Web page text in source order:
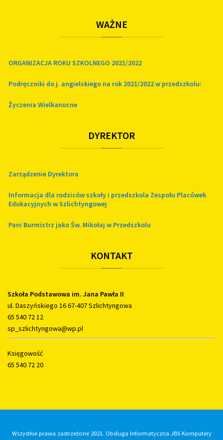
WAŻNE
ORGANIZACJA ROKU SZKOLNEGO 2021/2022
Podręczniki do j. angielskiego na rok 2021/2022 w przedszkolu:
Życzenia Wielkanocne
DYREKTOR
Zarządzenie Dyrektora
Informacja dla rodziców szkoły i przedszkola Zespołu Placówek
Edukacyjnych w Szlichtyngowej
Pani Burmistrz jako Św. Mikołaj w Przedszkolu
KONTAKT
Szkoła Podstawowa im. Jana Pawła II
ul. Daszyńskiego 16 67-407 Szlichtyngowa
65 540 72 12
sp_szlichtyngowa@wp.pl
Księgowość
65 540 72 20
Wszystkie prawa zastrzeżone 2021. Obsługa Informatyczna JBS Komputery